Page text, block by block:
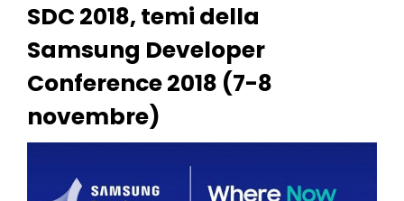
SDC 2018, temi della
Samsung Developer
Conference 2018 (7-8
novembre)